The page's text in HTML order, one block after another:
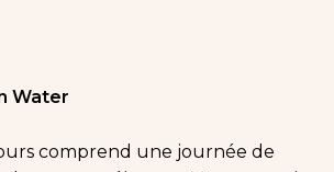
Water
comprend une journée de